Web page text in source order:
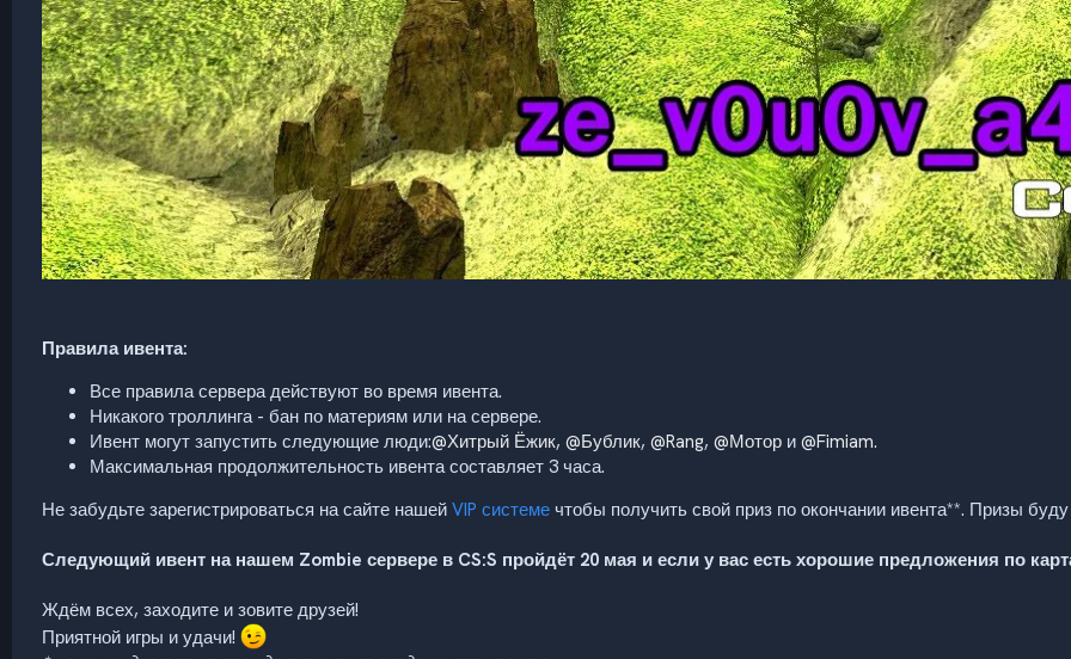
Правила ивента:
Все правила сервера действуют во время ивента.
Никакого троллинга - бан по материям или на сервере.
Ивент могут запустить следующие люди:@Хитрый Ёжик, @Бублик, @Rang, @Мотор и @Fimiam.
Максимальная продолжительность ивента составляет 3 часа.
Не забудьте зарегистрироваться на сайте нашей VIP системе чтобы получить свой приз по окончании ивента**. Призы
Следующий ивент на нашем Zombie сервере в CS:S пройдёт 20 мая и если у вас есть хорошие предложения по
Ждём всех, заходите и зовите друзей!
Приятной игры и удачи!